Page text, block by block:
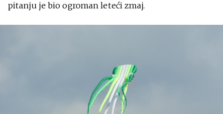
pitanju je bio ogroman leteći zmaj.